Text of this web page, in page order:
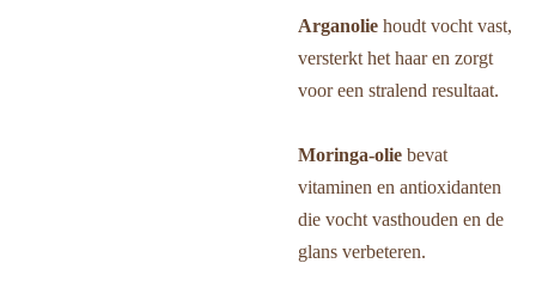
Arganolie houdt vocht vast,
versterkt het haar en zorgt
voor een stralend resultaat.
Moringa-olie bevat
vitaminen en antioxidanten
die vocht vasthouden en de
glans verbeteren.